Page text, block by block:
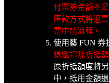
付票券金額不
匯款方式將退
票申請流程。
使用藝 FUN 券
退還扣除折抵
原折抵額度將
中，抵用金額